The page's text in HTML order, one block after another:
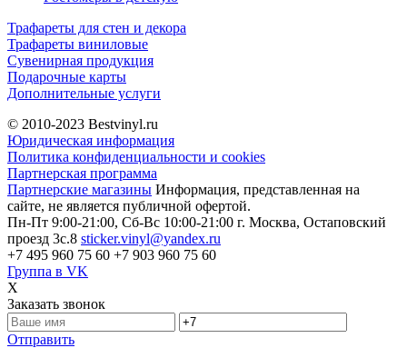
Трафареты для стен и декора
Трафареты виниловые
Сувенирная продукция
Подарочные карты
Дополнительные услуги
© 2010-2023 Bestvinyl.ru
Юридическая информация
Политика конфиденциальности и cookies
Партнерская программа
Партнерские магазины Информация, представленная на
сайте, не является публичной офертой.
Пн-Пт 9:00-21:00, Сб-Вс 10:00-21:00 г. Москва, Остаповский
проезд 3с.8 sticker.vinyl@yandex.ru
+7 495 960 75 60 +7 903 960 75 60
Группа в VK
X
Заказать звонок
Отправить